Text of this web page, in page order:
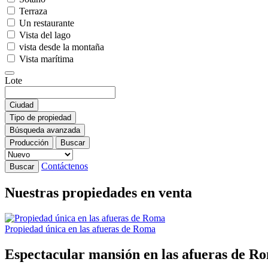
Terraza
Un restaurante
Vista del lago
vista desde la montaña
Vista marítima
Lote
Ciudad
Tipo de propiedad
Búsqueda avanzada
Producción
Buscar
Buscar Contáctenos
Nuestras propiedades en venta
Propiedad única en las afueras de Roma
Espectacular mansión en las afueras de